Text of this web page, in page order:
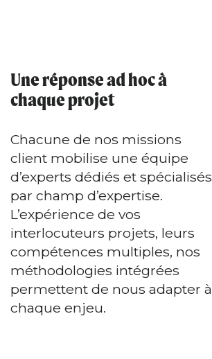
Une réponse ad hoc à
chaque projet
Chacune de nos missions
client mobilise une équipe
d’experts dédiés et spécialisés
par champ d’expertise.
L’expérience de vos
interlocuteurs projets, leurs
compétences multiples, nos
méthodologies intégrées
permettent de nous adapter à
chaque enjeu.